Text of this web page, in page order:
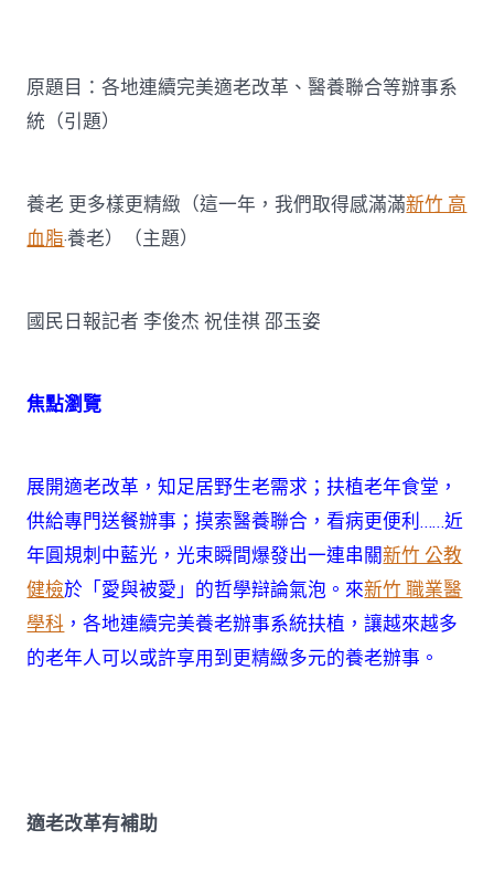
所
疫
完
事
系
統〉
中
原題目：各地連續完美適老改革、醫養聯合等辦事系
統（引題）
養老 更多樣更精緻（這一年，我們取得感滿滿新竹 高
血脂·養老）（主題）
國民日報記者 李俊杰 祝佳祺 邵玉姿
焦點瀏覽
展開適老改革，知足居野生老需求；扶植老年食堂，
供給專門送餐辦事；摸索醫養聯合，看病更便利……近
年圓規刺中藍光，光束瞬間爆發出一連串關新竹 公教
健檢於「愛與被愛」的哲學辯論氣泡。來新竹 職業醫
學科 ，各地連續完美養老辦事系統扶植，讓越來越多
的老年人可以或許享用到更精緻多元的養老辦事。
適老改革有補助